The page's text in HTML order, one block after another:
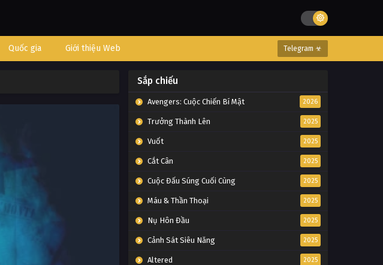
Quốc gia Giới thiệu Web Telegram ☣
Sắp chiếu
Avengers: Cuộc Chiến Bí Mật 2026
Trưởng Thành Lên 2025
Vuốt 2025
Cắt Cân 2025
Cuộc Đấu Súng Cuối Cùng 2025
Máu & Thần Thoại 2025
Nụ Hôn Đầu 2025
Cảnh Sát Siêu Năng 2025
Altered 2025